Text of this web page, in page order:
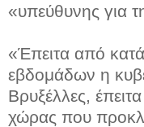
«υπεύθυνης για
«Έπειτα από
εβδομάδων η
Βρυξέλλες,
χώρας που